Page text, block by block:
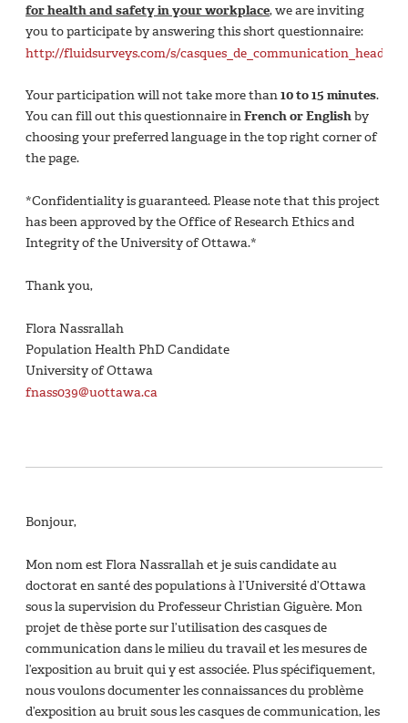
for health and safety in your workplace, we are inviting
you to participate by answering this short questionnaire:
http://fluidsurveys.com/s/
Your participation will not take more than10 to 15 minutes.
You can fill out this questionnaire inFrench or Englishby
choosing your preferred language in the top right corner of
the page.
*Confidentiality is guaranteed. Please note that this project
has been approved by the Office of Research Ethics and
Integrity of the University of Ottawa.*
Thank you,
Flora Nassrallah
Population Health PhD Candidate
University of Ottawa
fnass039@uottawa.ca
Bonjour,
Mon nom est Flora Nassrallah et je suis candidate au
doctorat en santé des populations à l’Université d’Ottawa
sous la supervision du Professeur Christian Giguère. Mon
projet de thèse porte sur l’utilisation des casques de
communication dans le milieu du travail et les mesures de
l’exposition au bruit qui y est associée. Plus spécifiquement,
nous voulons documenter les connaissances du problème
d’exposition au bruit sous les casques de communication, les